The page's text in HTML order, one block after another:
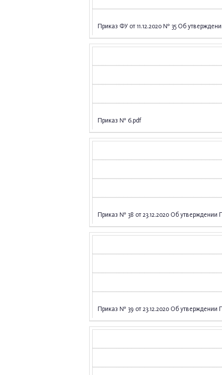
Приказ ФУ от 11.12.2020 № 35 Об
Приказ № 6.pdf
Приказ № 38 от 23.12.2020 Об утверждении
Приказ № 39 от 23.12.2020 Об